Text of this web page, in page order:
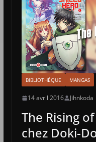
BIBLIOTHÉQUE MANGAS
14 avril 2016 Jihnkoda
The Rising
chez Doki-